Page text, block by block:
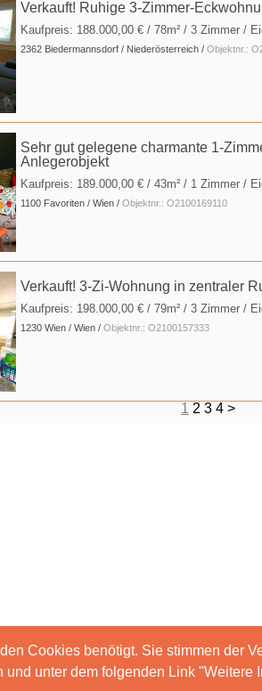
Cookies benötigt. Sie stimmen der
unter dem folgenden Link "Weitere
Verkauft! Ruhige 3-Zimmer-
Kaufpreis: 188.000,00 € / 78m² / 3 Zimmer /
2362 Biedermannsdorf / Niederösterreich / Objektnr.:
Sehr gut gelegene charmante 1-
Anlegerobjekt
Kaufpreis: 189.000,00 € / 43m² / 1 Zimmer /
1100 Favoriten / Wien / Objektnr.: O2100169110
Verkauft! 3-Zi-Wohnung in zentraler
Kaufpreis: 198.000,00 € / 79m² / 3 Zimmer /
1230 Wien / Wien / Objektnr.: O2100157333
1 2 3 4 >